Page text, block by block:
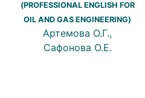
(PROFESSIONAL ENGLISH FOR
OIL AND GAS ENGINEERING)
Артемова О.Г.,
Сафонова О.Е.